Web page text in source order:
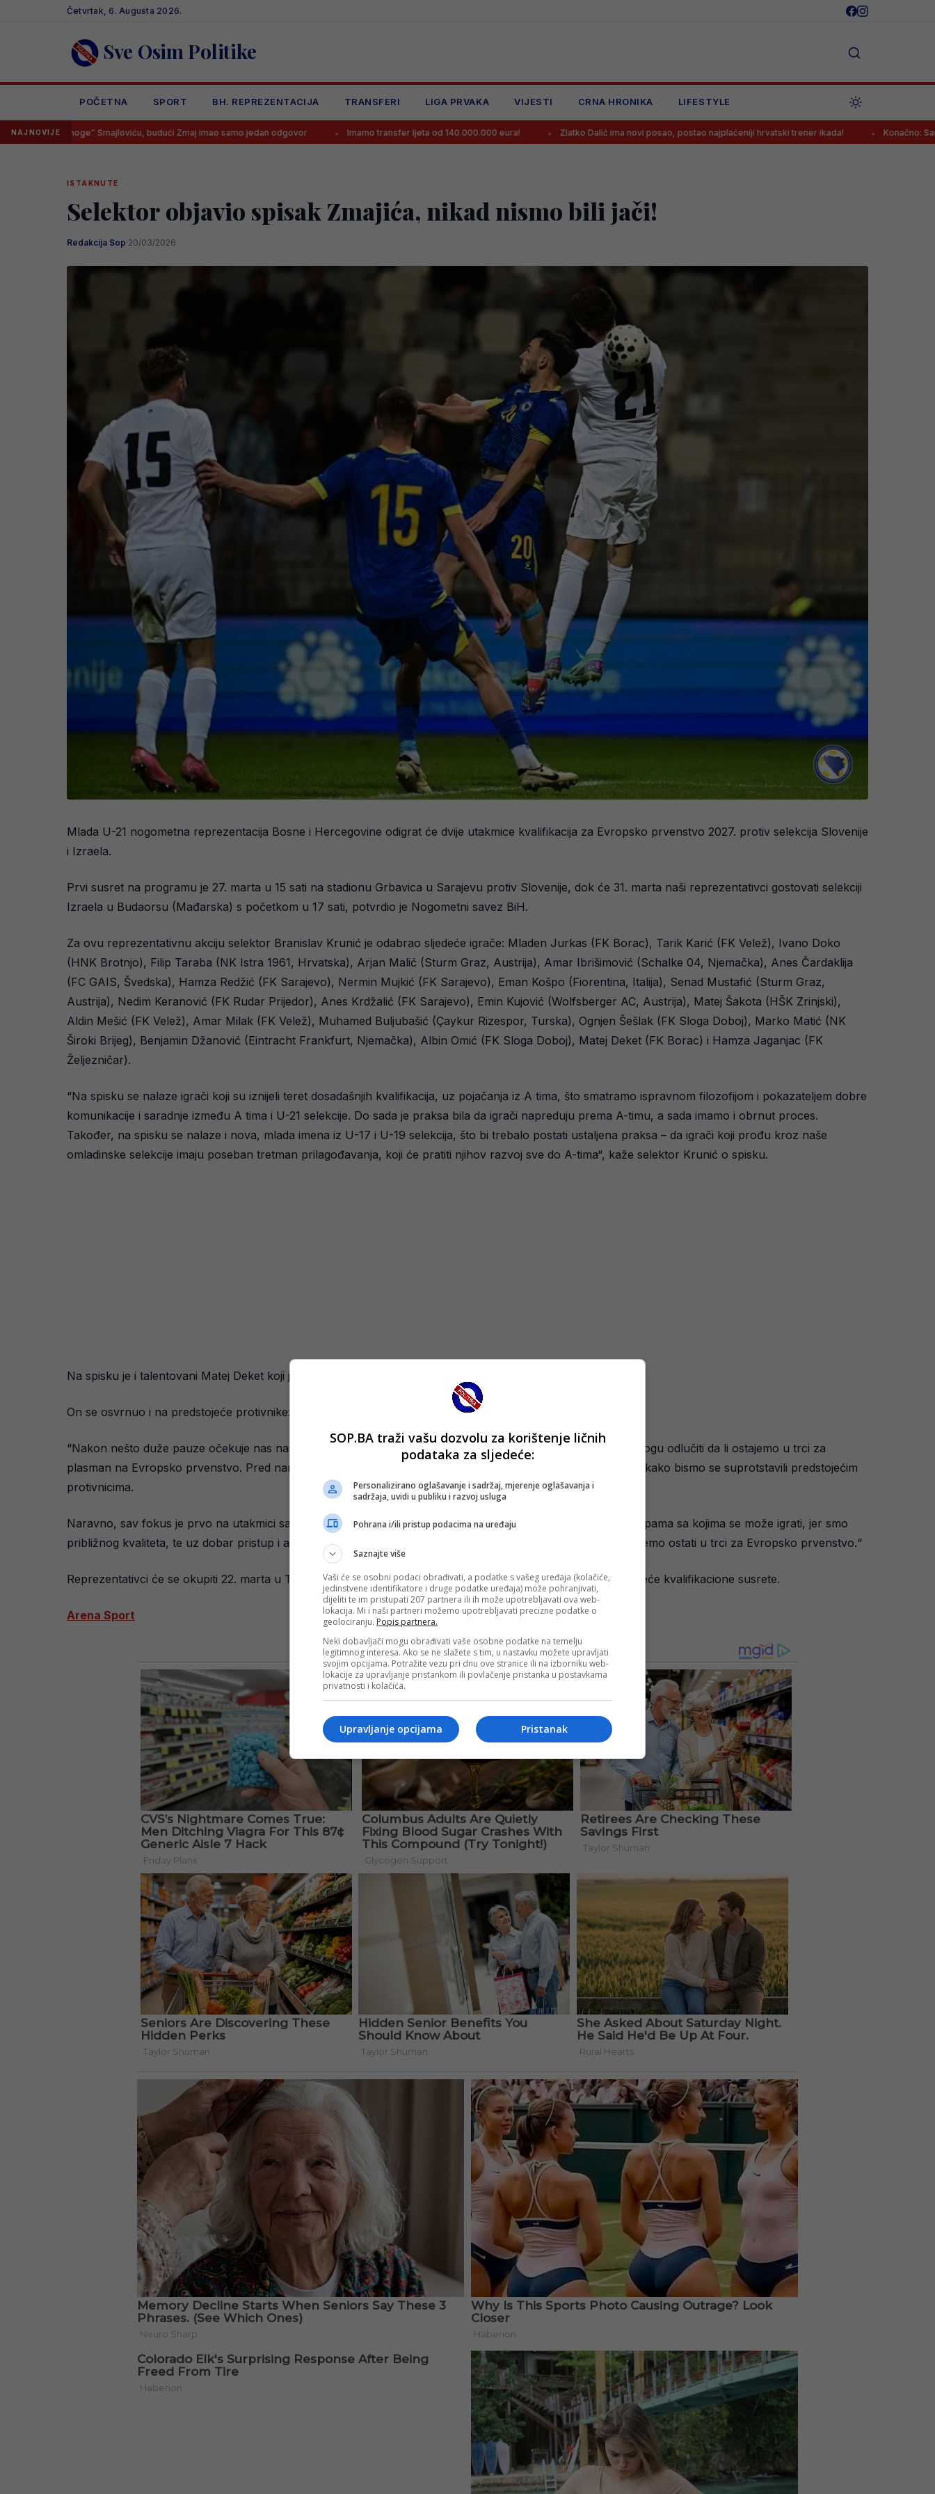
Četvrtak, 6. Augusta 2026.
Sve Osim Politike
POČETNA SPORT BH. REPREZENTACIJA TRANSFERI LIGA PRVAKA VIJESTI CRNA HRONIKA LIFESTYLE
NAJNOVIJE
Smajloviću, budući Zmaj imao samo jedan odgovor Imamo transfer ljeta od 140.000.000 eura! Zlatko Dalić ima novi posao, postao najplaćeniji hrvatski trener ikada! Konačno: Samed Baždar ima
ISTAKNUTE
Selektor objavio spisak Zmajića, nikad nismo bili jači!
Redakcija Sop·20/03/2026
Mlada U-21 nogometna reprezentacija Bosne i Hercegovine odigrat će dvije utakmice kvalifikacija za Evropsko prvenstvo 2027. protiv selekcija Slovenije
i Izraela.
Prvi susret na programu je 27. marta u 15 sati na stadionu Grbavica u Sarajevu protiv Slovenije, dok će 31. marta naši reprezentativci gostovati selekciji
Izraela u Budaorsu (Mađarska) s početkom u 17 sati, potvrdio je Nogometni savez BiH.
Za ovu reprezentativnu akciju selektor Branislav Krunić je odabrao sljedeće igrače: Mladen Jurkas (FK Borac), Tarik Karić (FK Velež), Ivano Doko
(HNK Brotnjo), Filip Taraba (NK Istra 1961, Hrvatska), Arjan Malić (Sturm Graz, Austrija), Amar Ibrišimović (Schalke 04, Njemačka), Anes Čardaklija
(FC GAIS, Švedska), Hamza Redžić (FK Sarajevo), Nermin Mujkić (FK Sarajevo), Eman Košpo (Fiorentina, Italija), Senad Mustafić (Sturm Graz,
Austrija), Nedim Keranović (FK Rudar Prijedor), Anes Krdžalić (FK Sarajevo), Emin Kujović (Wolfsberger AC, Austrija), Matej Šakota (HŠK Zrinjski),
Aldin Mešić (FK Velež), Amar Milak (FK Velež), Muhamed Buljubašić (Çaykur Rizespor, Turska), Ognjen Šešlak (FK Sloga Doboj), Marko Matić (NK
Široki Brijeg), Benjamin Džanović (Eintracht Frankfurt, Njemačka), Albin Omić (FK Sloga Doboj), Matej Deket (FK Borac) i Hamza Jaganjac (FK
Željezničar).
“Na spisku se nalaze igrači koji su iznijeli teret dosadašnjih kvalifikacija, uz pojačanja iz A tima, što smatramo ispravnom filozofijom i pokazateljem dobre
komunikacije i saradnje između A tima i U-21 selekcije. Do sada je praksa bila da igrači napreduju prema A-timu, a sada imamo i obrnut proces.
Također, na spisku se nalaze i nova, mlada imena iz U-17 i U-19 selekcija, što bi trebalo postati ustaljena praksa – da igrači koji prođu kroz naše
omladinske selekcije imaju poseban tretman prilagođavanja, koji će pratiti njihov razvoj sve do A-tima“, kaže selektor Krunić o spisku.
Na spisku je i talentovani Matej Deket koji je tako ‘preskočio’ u19 selekciju i odmah je pozvsn u U21.
On se osvrnuo i na predstojeće protivnike:
“Nakon nešto duže pauze očekuje nas nastavak kvalifikacija i dvije takmičarski veoma važne utakmice koje mogu odlučiti da li ostajemo u trci za
plasman na Evropsko prvenstvo. Pred nama je okupljanje u Zenici, gdje ćemo odabrati najbolji način i stil igre kako bismo se suprotstavili predstojećim
protivnicima.
Naravno, sav fokus je prvo na utakmici sa Slovenijom, a tek nakon toga na susretu sa Izraelom. Riječ je o ekipama sa kojima se može igrati, jer smo
približnog kvaliteta, te uz dobar pristup i atmosferu koja je do sada bila naš pokretač, možemo se nadati da ćemo ostati u trci za Evropsko prvenstvo.“
Reprezentativci će se okupiti 22. marta u Trening centru NSBiH u Zenici, gdje će obaviti pripreme za predstojeće kvalifikacione susrete.
Arena Sport
SOP.BA traži vašu dozvolu za korištenje ličnih
podataka za sljedeće:
Personalizirano oglašavanje i sadržaj, mjerenje oglašavanja i
sadržaja, uvidi u publiku i razvoj usluga
Pohrana i/ili pristup podacima na uređaju
Saznajte više
Vaši će se osobni podaci obrađivati, a podatke s vašeg uređaja (kolačiće,
jedinstvene identifikatore i druge podatke uređaja) može pohranjivati,
dijeliti te im pristupati 207 partnera ili ih može upotrebljavati ova web-
lokacija. Mi i naši partneri možemo upotrebljavati precizne podatke o
geolociranju. Popis partnera.
Neki dobavljači mogu obrađivati vaše osobne podatke na temelju
legitimnog interesa. Ako se ne slažete s tim, u nastavku možete upravljati
svojim opcijama. Potražite vezu pri dnu ove stranice ili na izborniku web-
lokacije za upravljanje pristankom ili povlačenje pristanka u postavkama
privatnosti i kolačića.
Pristanak
Upravljanje opcijama